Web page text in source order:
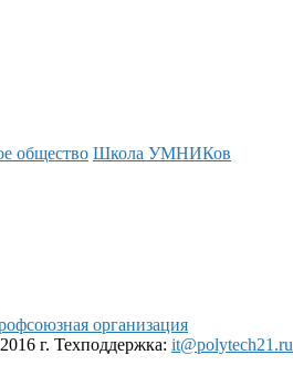
общество Школа УМНИКов
организация
г. Техподдержка: it@polytech21.ru